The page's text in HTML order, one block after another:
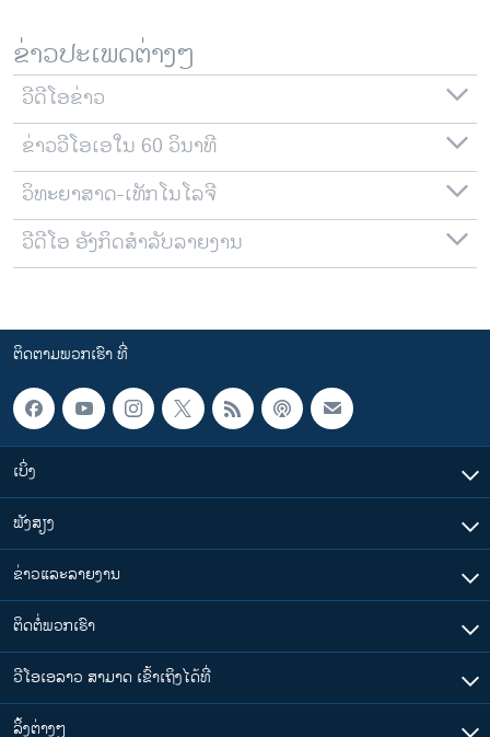
ຂ່າວປະເພດຕ່າງໆ
ວີດີໂອຂ່າວ
ຂ່າວວີໂອເອໃນ 60 ວິນາທີ
ວິທະຍາສາດ-ເທັກໂນໂລຈີ
ວີດີໂອ ອັງກິດສຳລັບລາຍງານ
ຕິດຕາມພວກເຮົາ ທີ່
ເບິ່ງ
ຟັງສຽງ
ຂ່າວແລະລາຍງານ
ຕິດຕໍ່ພວກເຮົາ
ວີໂອເອລາວ ສາມາດ ເຂົ້າເຖິງໄດ້ທີ່
​ລິ້ງ​ຕ່າງໆ